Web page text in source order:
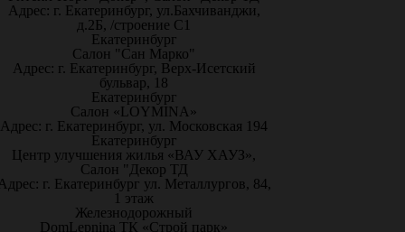
Адрес: г. Екатеринбург, ул.Бахчиванджи,
д.2Б, /строение С1
Екатеринбург
Салон "Сан Марко"
Адрес: г. Екатеринбург, Верх-Исетский
бульвар, 18
Екатеринбург
Салон «LOYMINA»
Адрес: г. Екатеринбург, ул. Московская 194
Екатеринбург
Центр улучшения жилья «ВАУ ХАУЗ»,
Салон "Декор ТД
г. Екатеринбург ул. Металлургов, 84,
1 этаж
Железнодорожный
DomLepnina ТК «Строй парк»